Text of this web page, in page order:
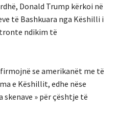
Donald Trump kërkoi në
të Bashkuara nga Këshilli i
ndikim të
se amerikanët me të
e Këshillit, edhe nëse
» për çështje të